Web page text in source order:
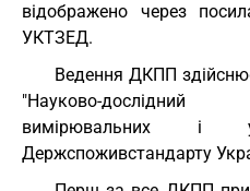
відображено через
УКТЗЕД.
Ведення ДКПП
"Науково-дослідний
вимірювальних і
Держспоживстандарту